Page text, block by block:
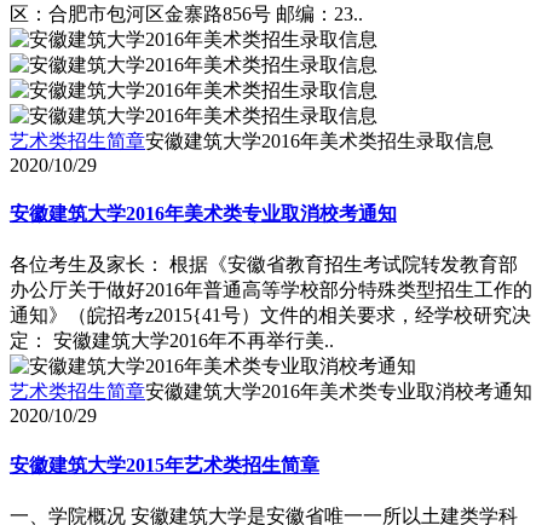
区：合肥市包河区金寨路856号 邮编：23..
艺术类招生简章安徽建筑大学2016年美术类招生录取信息
2020/10/29
安徽建筑大学2016年美术类专业取消校考通知
各位考生及家长： 根据《安徽省教育招生考试院转发教育部
办公厅关于做好2016年普通高等学校部分特殊类型招生工作的
通知》（皖招考z2015{41号）文件的相关要求，经学校研究决
定： 安徽建筑大学2016年不再举行美..
艺术类招生简章安徽建筑大学2016年美术类专业取消校考通知
2020/10/29
安徽建筑大学2015年艺术类招生简章
一、学院概况 安徽建筑大学是安徽省唯一一所以土建类学科